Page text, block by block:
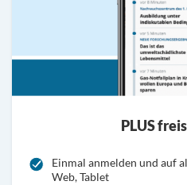
PLUS
Einmal anmelden und auf
Web, Tablet